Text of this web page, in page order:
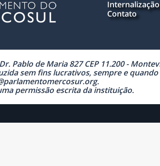
Contato
Pablo de Maria 827 CEP 11.200 -
sem fins lucrativos, sempre e
permissão escrita da instituição.